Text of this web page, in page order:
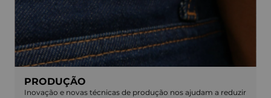
PRODUÇÃO
Inovação e novas técnicas de produção nos ajudam a reduzir